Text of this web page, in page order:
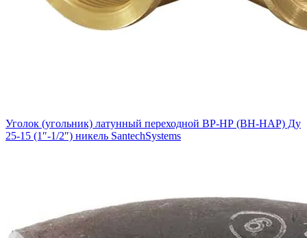
Уголок (угольник) латунный переходной ВР-НР (ВН-НАР) Ду
25-15 (1″-1/2″) никель SantechSystems